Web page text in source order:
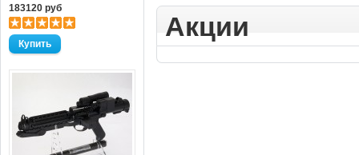
183120 руб
Акции